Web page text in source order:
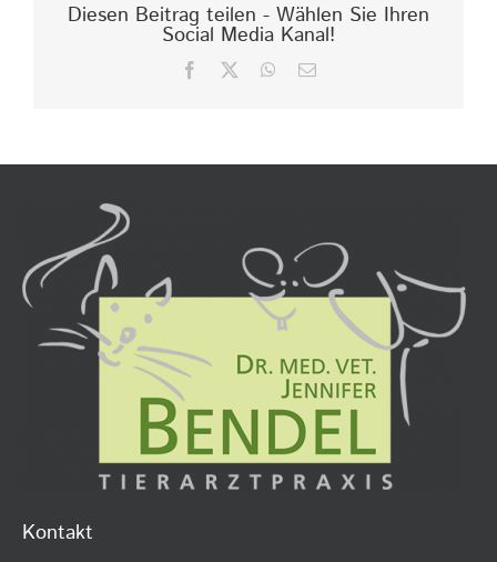
Diesen Beitrag teilen - Wählen Sie Ihren
Social Media Kanal!
Facebook WhatsApp
E-
Kontakt